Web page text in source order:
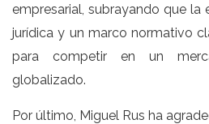
empresarial, subrayando que la
jurídica y un marco normativo
para competir en un
globalizado.
Por último, Miguel Rus ha